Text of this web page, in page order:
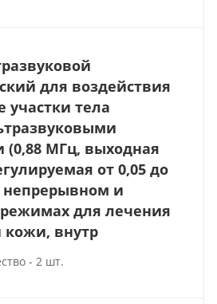
для воздействия
участки тела
(0,88 МГц, выходная
от 0,05 до
непрерывном и
для лечения
кожи, внутр
- 2 шт.